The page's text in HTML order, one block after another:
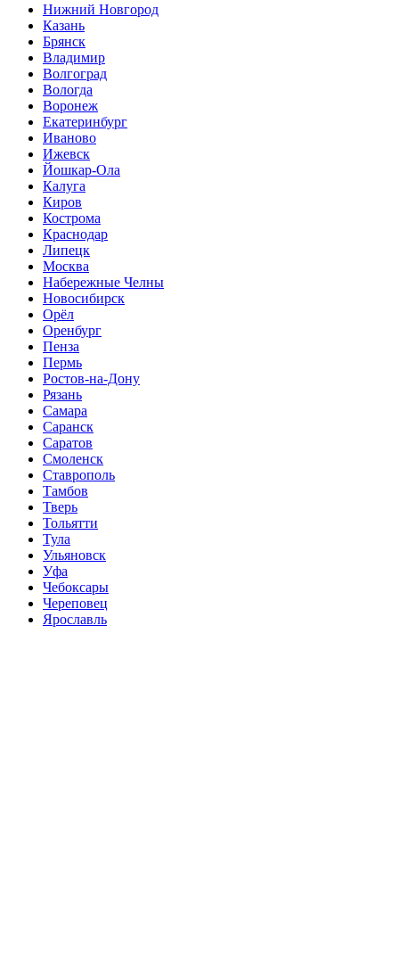
Нижний Нoвгород
Казань
Брянск
Владимир
Волгоград
Вологда
Воронеж
Екатеринбург
Иваново
Ижевск
Йошкар-Ола
Калуга
Киров
Кострома
Краснодар
Липецк
Москва
Набережные Челны
Новосибирск
Орёл
Оренбург
Пенза
Пермь
Ростов-на-Дону
Рязань
Самара
Саранск
Саратов
Смоленск
Ставрополь
Тамбов
Тверь
Тольятти
Тула
Ульяновск
Уфа
Чебоксары
Череповец
Ярославль